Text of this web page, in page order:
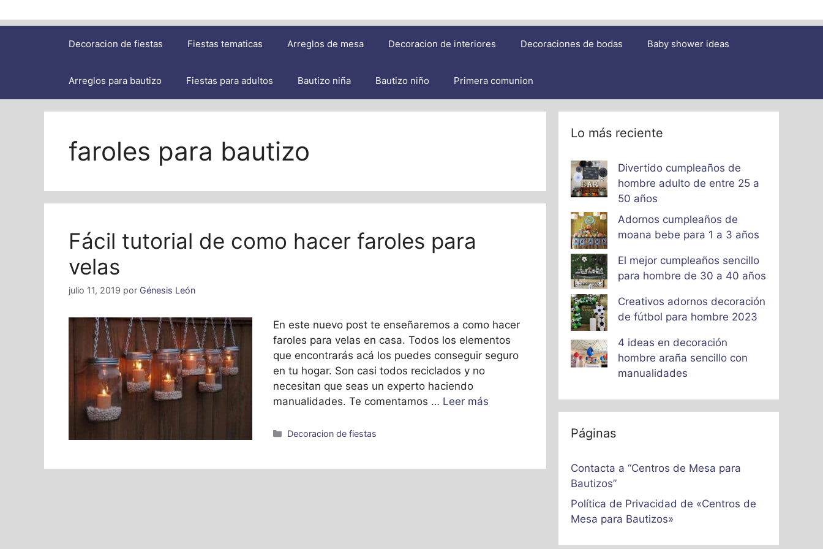
Decoracion de fiestas Fiestas tematicas Arreglos de mesa Decoracion de interiores Decoraciones de bodas Baby shower ideas
Arreglos para bautizo Fiestas para adultos Bautizo niña Bautizo niño Primera comunion
faroles para bautizo
Fácil tutorial de como hacer faroles para
velas
julio 11, 2019 por Génesis León
En este nuevo post te enseñaremos a como hacer
faroles para velas en casa. Todos los elementos
que encontrarás acá los puedes conseguir seguro
en tu hogar. Son casi todos reciclados y no
necesitan que seas un experto haciendo
manualidades. Te comentamos … Leer más
Categorías
Decoracion de fiestas
Lo más reciente
Divertido cumpleaños de
hombre adulto de entre 25 a
50 años
Adornos cumpleaños de
moana bebe para 1 a 3 años
El mejor cumpleaños sencillo
para hombre de 30 a 40 años
Creativos adornos decoración
de fútbol para hombre 2023
4 ideas en decoración
hombre araña sencillo con
manualidades
Páginas
Contacta a “Centros de Mesa para
Bautizos”
Política de Privacidad de «Centros de
Mesa para Bautizos»